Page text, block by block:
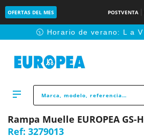
OFERTAS DEL MES POSTVENTA
🕥 Horario de verano: L a
Rampa Muelle EUROPEA GS-
Ref: 3279013